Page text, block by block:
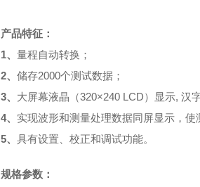
产品特征：
1、 量程自动转换；
2、 储存2000个测试数据；
3、 大屏幕液晶（320×240 LCD）显示, 汉
4、 实现波形和测量处理数据同屏显示，使
5、 具有设置、校正和调试功能。
规格参数：